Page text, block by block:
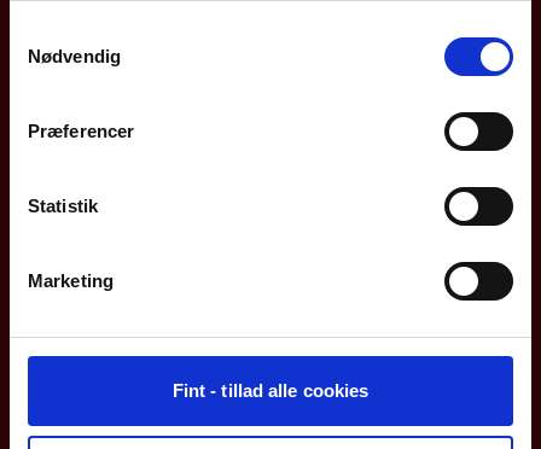
Nødvendig
Præferencer
Statistik
Marketing
Fint - tillad alle cookies